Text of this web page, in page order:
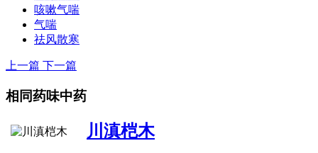
咳嗽气喘
气喘
祛风散寒
上一篇 下一篇
相同药味中药
川滇桤木